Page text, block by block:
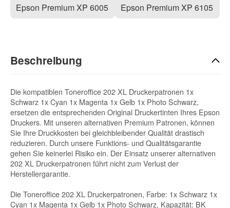
Epson Premium XP 6005 Epson Premium XP 6105
Beschreibung
Die kompatiblen Toneroffice 202 XL Druckerpatronen 1x
Schwarz 1x Cyan 1x Magenta 1x Gelb 1x Photo Schwarz,
ersetzen die entsprechenden Original Druckertinten Ihres Epson
Druckers. Mit unseren alternativen Premium Patronen, können
Sie Ihre Druckkosten bei gleichbleibender Qualität drastisch
reduzieren. Durch unsere Funktions- und Qualitätsgarantie
gehen Sie keinerlei Risiko ein. Der Einsatz unserer alternativen
202 XL Druckerpatronen führt nicht zum Verlust der
Herstellergarantie.
Die Toneroffice 202 XL Druckerpatronen, Farbe: 1x Schwarz 1x
Cyan 1x Magenta 1x Gelb 1x Photo Schwarz, Kapazität: BK